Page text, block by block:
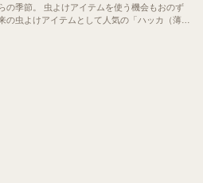
う機会もおのず
の虫よけアイテムとして人気の「ハッカ（薄